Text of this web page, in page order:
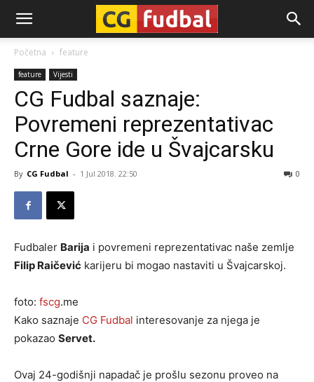
CG-
Fudbal
Početna feature
feature Vijesti
CG Fudbal saznaje:
Povremeni reprezentativac
Crne Gore ide u Švajcarsku
By CG Fudbal - 1 Jul 2018. 22:50 0
Fudbaler Barija i povremeni reprezentativac naše zemlje
Filip Raičević karijeru bi mogao nastaviti u Švajcarskoj.
foto: fscg.me
Kako saznaje CG Fudbal interesovanje za njega je
pokazao Servet.
Ovaj 24-godišnji napadač je prošlu sezonu proveo na